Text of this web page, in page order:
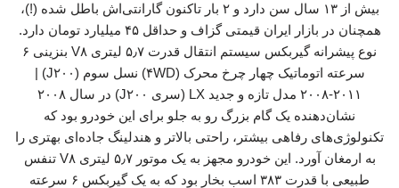
بیش از ۱۳ سال سن دارد و ۲ بار تاکنون گارانتی‌اش باطل شده (!)،
همچنان در بازار ایران قیمتی گزاف و حداقل ۴۵ میلیارد تومان دارد.
نوع پیشرانه گیربکس سیستم انتقال قدرت ۵٫۷ لیتری V۸ بنزینی ۶
سرعته اتوماتیک چهار چرخ محرک (۴WD) نسل سوم (J۲۰۰) |
۲۰۰۸-۲۰۱۱ مدل تازه و جدید LX (سری J۲۰۰) در سال ۲۰۰۸
نشان‌دهنده یک گام بزرگ رو به جلو برای این خودرو بود که
تکنولوژی‌های رفاهی بیشتر، راحتی بالاتر و هندلینگ جاده‌ای بهتری را
به ارمغان آورد. این خودرو مجهز به یک موتور ۵٫۷ لیتری V۸ تنفس
طبیعی با قدرت ۳۸۳ اسب بخار بود که به یک گیربکس ۶ سرعته